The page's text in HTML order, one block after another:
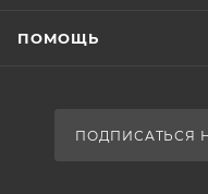
ПОМОЩЬ
ПОДПИСАТЬСЯ